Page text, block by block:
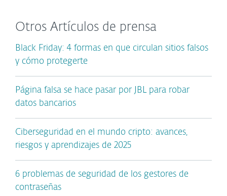
Otros Artículos de prensa
Black Friday: 4 formas en que circulan sitios falsos
y cómo protegerte
Página falsa se hace pasar por JBL para robar
datos bancarios
Ciberseguridad en el mundo cripto: avances,
riesgos y aprendizajes de 2025
6 problemas de seguridad de los gestores de
contraseñas